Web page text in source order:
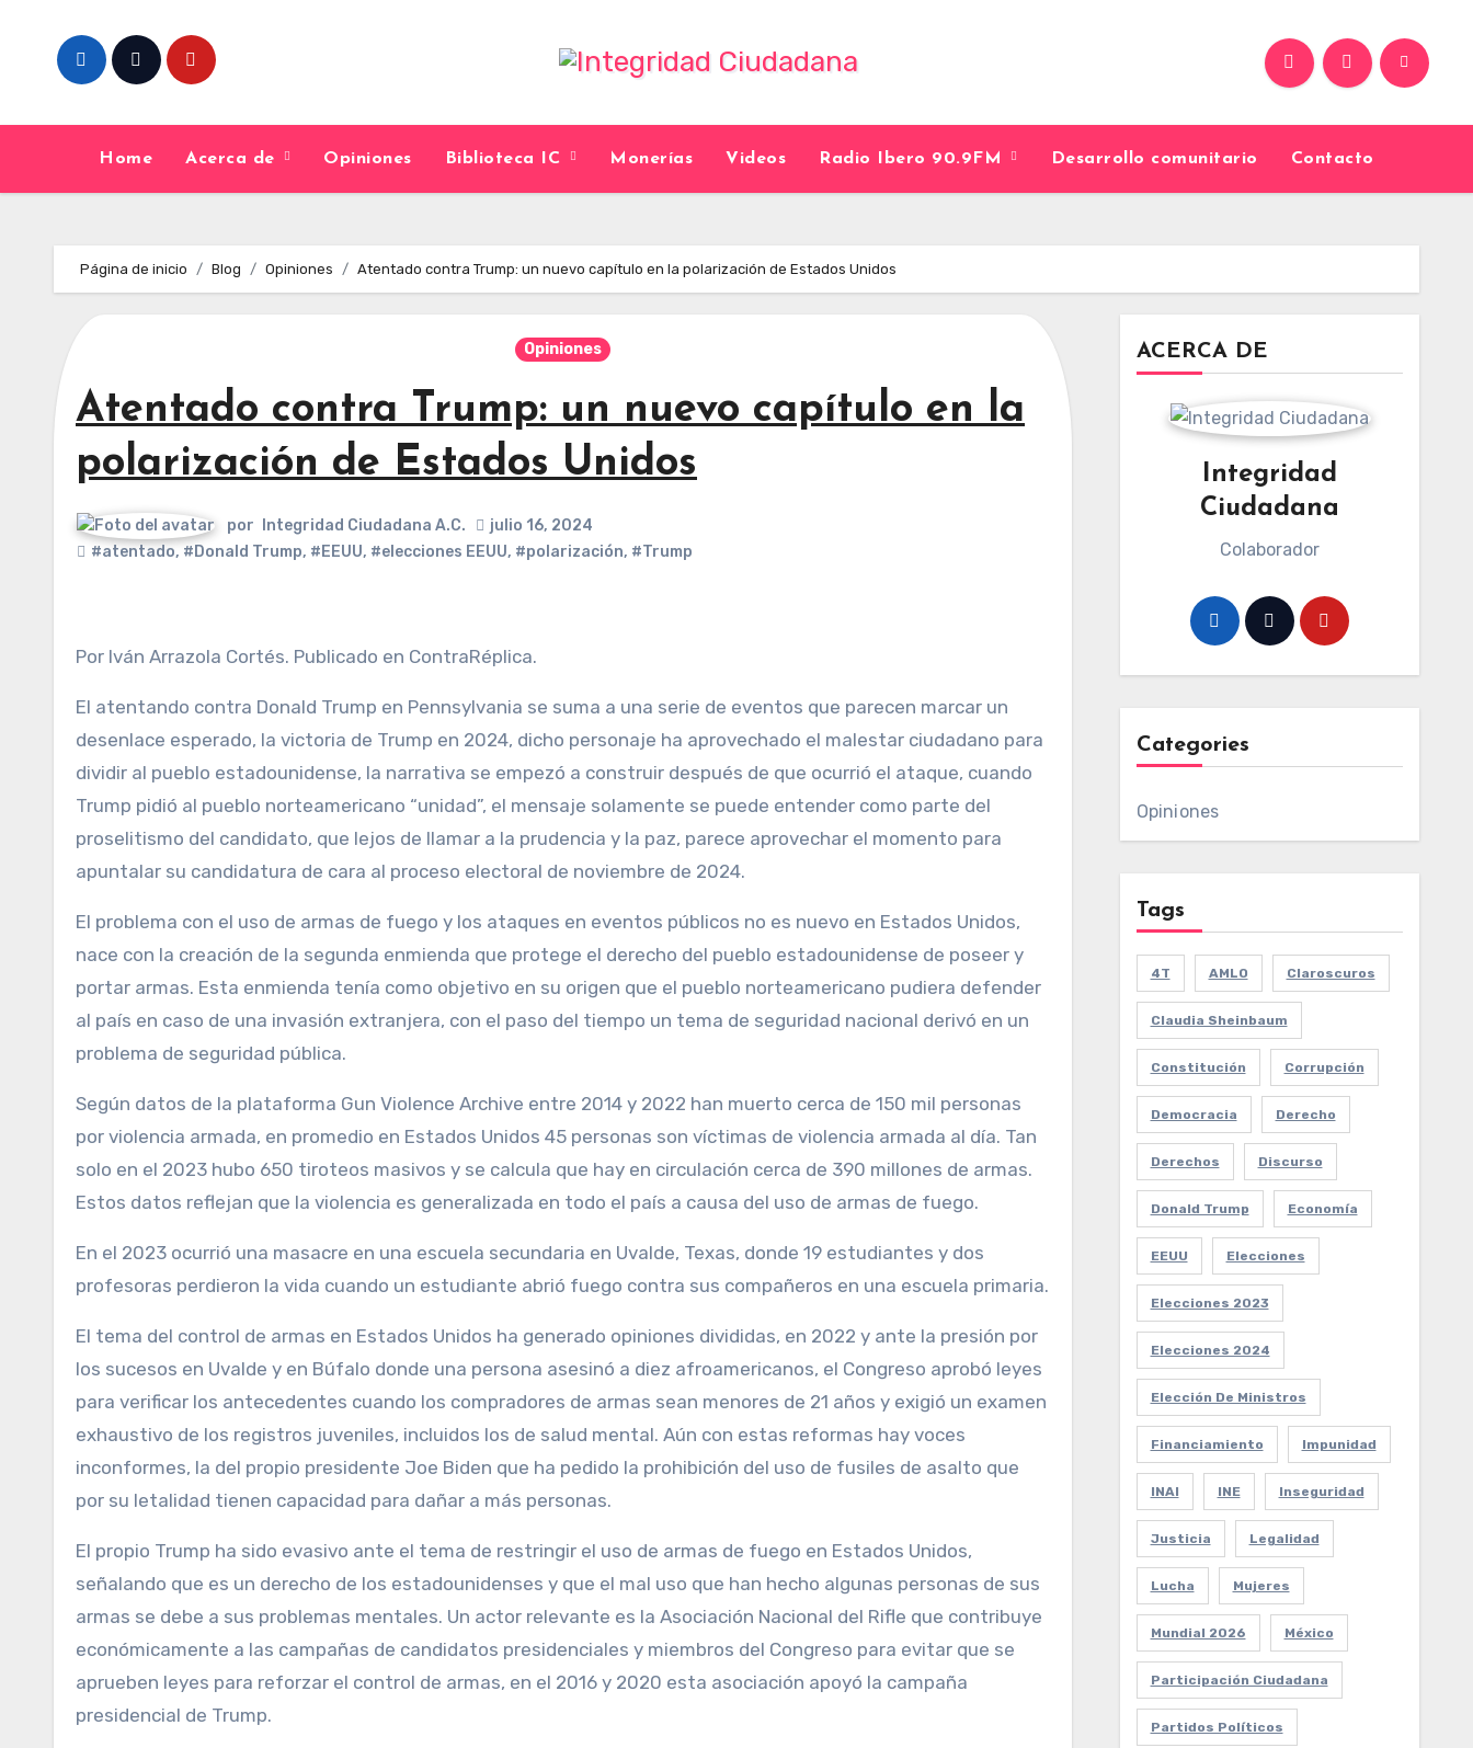
content
Home Acerca de Opiniones Biblioteca IC Monerías Videos Radio Ibero 90.9FM Desarrollo comunitario Contacto
Página de inicio Blog Opiniones Atentado contra Trump: un nuevo capítulo en la polarización de Estados Unidos
Opiniones
Atentado contra Trump: un nuevo capítulo en la
polarización de Estados Unidos
por Integridad Ciudadana A.C.
julio 16, 2024
#atentado, #Donald Trump, #EEUU, #elecciones EEUU, #polarización, #Trump
Por Iván Arrazola Cortés. Publicado en ContraRéplica.
El atentando contra Donald Trump en Pennsylvania se suma a una serie de eventos que parecen marcar un
desenlace esperado, la victoria de Trump en 2024, dicho personaje ha aprovechado el malestar ciudadano para
dividir al pueblo estadounidense, la narrativa se empezó a construir después de que ocurrió el ataque, cuando
Trump pidió al pueblo norteamericano “unidad”, el mensaje solamente se puede entender como parte del
proselitismo del candidato, que lejos de llamar a la prudencia y la paz, parece aprovechar el momento para
apuntalar su candidatura de cara al proceso electoral de noviembre de 2024.
El problema con el uso de armas de fuego y los ataques en eventos públicos no es nuevo en Estados Unidos,
nace con la creación de la segunda enmienda que protege el derecho del pueblo estadounidense de poseer y
portar armas. Esta enmienda tenía como objetivo en su origen que el pueblo norteamericano pudiera defender
al país en caso de una invasión extranjera, con el paso del tiempo un tema de seguridad nacional derivó en un
problema de seguridad pública.
Según datos de la plataforma Gun Violence Archive entre 2014 y 2022 han muerto cerca de 150 mil personas
por violencia armada, en promedio en Estados Unidos 45 personas son víctimas de violencia armada al día. Tan
solo en el 2023 hubo 650 tiroteos masivos y se calcula que hay en circulación cerca de 390 millones de armas.
Estos datos reflejan que la violencia es generalizada en todo el país a causa del uso de armas de fuego.
En el 2023 ocurrió una masacre en una escuela secundaria en Uvalde, Texas, donde 19 estudiantes y dos
profesoras perdieron la vida cuando un estudiante abrió fuego contra sus compañeros en una escuela primaria.
El tema del control de armas en Estados Unidos ha generado opiniones divididas, en 2022 y ante la presión por
los sucesos en Uvalde y en Búfalo donde una persona asesinó a diez afroamericanos, el Congreso aprobó leyes
para verificar los antecedentes cuando los compradores de armas sean menores de 21 años y exigió un examen
exhaustivo de los registros juveniles, incluidos los de salud mental. Aún con estas reformas hay voces
inconformes, la del propio presidente Joe Biden que ha pedido la prohibición del uso de fusiles de asalto que
por su letalidad tienen capacidad para dañar a más personas.
El propio Trump ha sido evasivo ante el tema de restringir el uso de armas de fuego en Estados Unidos,
señalando que es un derecho de los estadounidenses y que el mal uso que han hecho algunas personas de sus
armas se debe a sus problemas mentales. Un actor relevante es la Asociación Nacional del Rifle que contribuye
económicamente a las campañas de candidatos presidenciales y miembros del Congreso para evitar que se
aprueben leyes para reforzar el control de armas, en el 2016 y 2020 esta asociación apoyó la campaña
presidencial de Trump.
ACERCA DE
Integridad
Ciudadana
Colaborador
Categories
Opiniones
Tags
4T AMLO Claroscuros
Claudia Sheinbaum
Constitución Corrupción
Democracia Derecho
Derechos Discurso
Donald Trump Economía
EEUU Elecciones
Elecciones 2023
Elecciones 2024
Elección De Ministros
Financiamiento Impunidad
INAI INE Inseguridad
Justicia Legalidad
Lucha Mujeres
Mundial 2026 México
Participación Ciudadana
Partidos Políticos